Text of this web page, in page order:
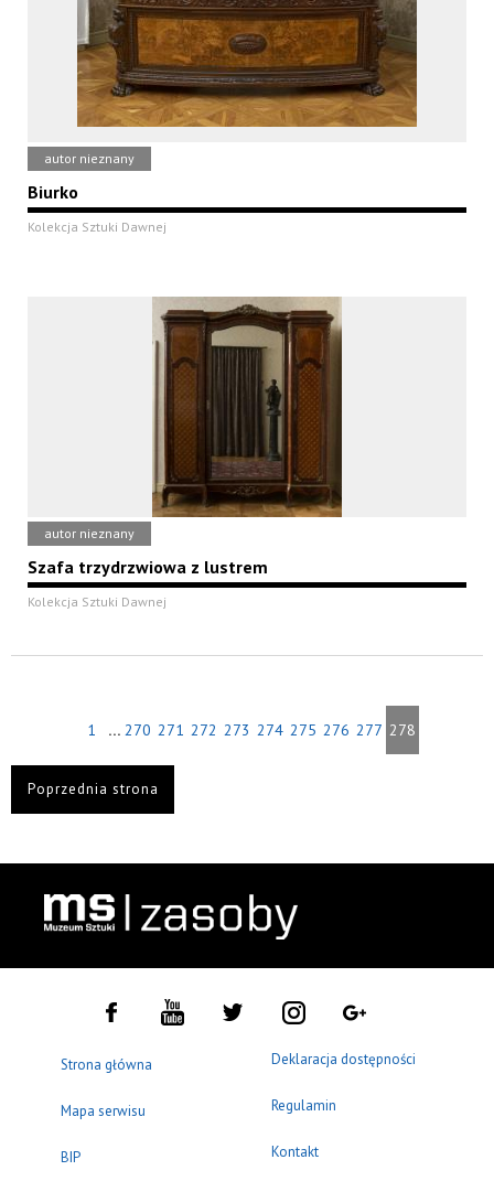
autor nieznany
Biurko
Kolekcja Sztuki Dawnej
autor nieznany
Szafa trzydrzwiowa z lustrem
Kolekcja Sztuki Dawnej
1 ... 270 271 272 273 274 275 276 277 278
Poprzednia strona
Strona główna
Mapa serwisu
BIP
Deklaracja dostępności
Regulamin
Kontakt